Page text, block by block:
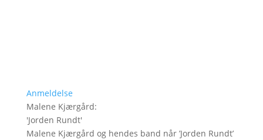
Anmeldelse
Malene Kjærgård:
'Jorden Rundt'
Malene Kjærgård og hendes band når ’Jorden Rundt’